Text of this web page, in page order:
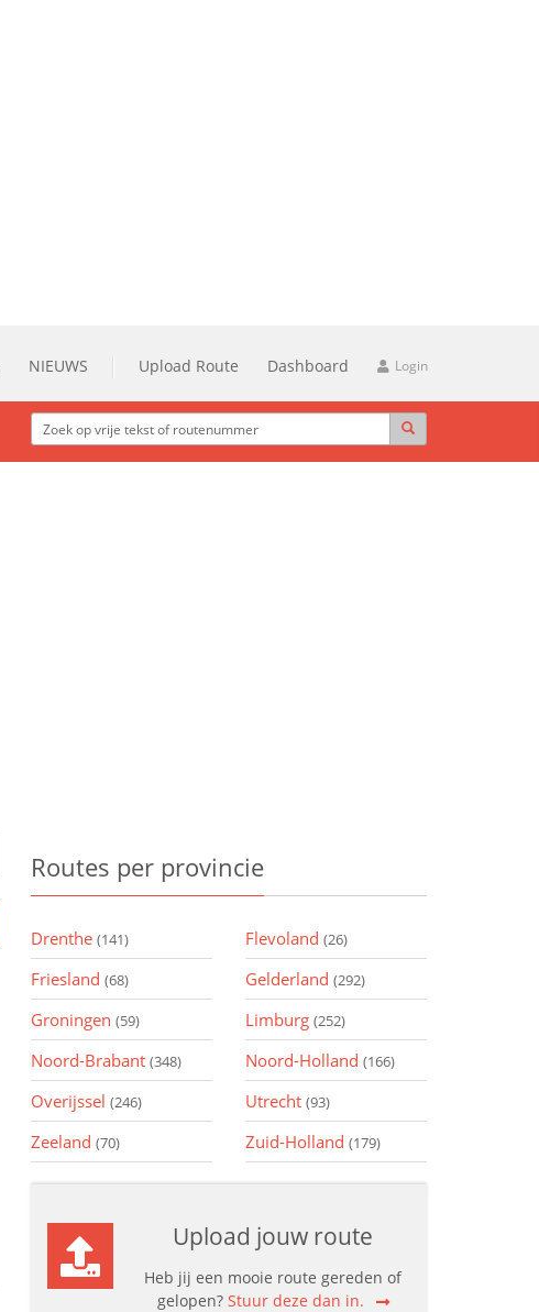
NIEUWS Upload Route Dashboard Login
Routes per provincie
Drenthe (141) Flevoland (26)
Friesland (68) Gelderland (292)
Groningen (59) Limburg (252)
Noord-Brabant (348) Noord-Holland (166)
Overijssel (246) Utrecht (93)
Zeeland (70) Zuid-Holland (179)
Upload jouw route
Heb jij een mooie route gereden of
gelopen? Stuur deze dan in.